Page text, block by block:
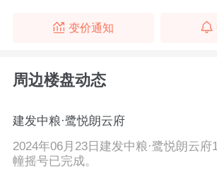
变价通知
周边楼盘动态
建发中粮·鹭悦朗云府
2024年06月23日建发中粮·鹭悦朗云府
幢摇号已完成。